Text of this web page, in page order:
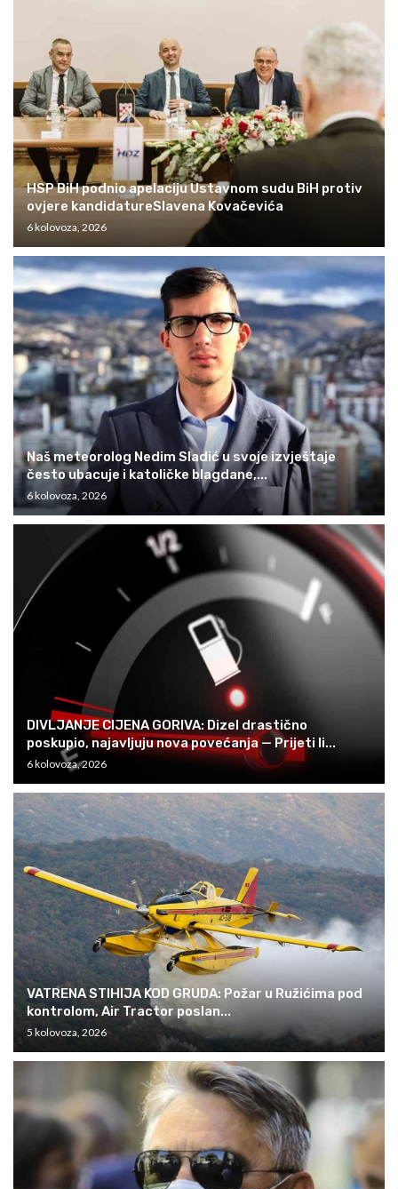
HSP BiH podnio apelaciju Ustavnom sudu BiH protiv
ovjere kandidatureSlavena Kovačevića
6 kolovoza, 2026
Naš meteorolog Nedim Sladić u svoje izvještaje
često ubacuje i katoličke blagdane,...
6 kolovoza, 2026
DIVLJANJE CIJENA GORIVA: Dizel drastično
poskupio, najavljuju nova povećanja — Prijeti li...
6 kolovoza, 2026
VATRENA STIHIJA KOD GRUDA: Požar u Ružićima pod
kontrolom, Air Tractor poslan...
5 kolovoza, 2026